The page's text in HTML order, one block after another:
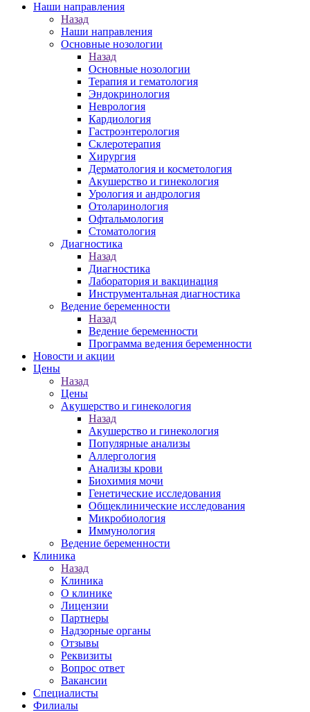
Наши направления
Назад
Наши направления
Основные нозологии
Назад
Основные нозологии
Терапия и гематология
Эндокринология
Неврология
Кардиология
Гастроэнтерология
Склеротерапия
Хирургия
Дерматология и косметология
Акушерство и гинекология
Урология и андрология
Отоларинология
Офтальмология
Стоматология
Диагностика
Назад
Диагностика
Лаборатория и вакцинация
Инструментальная диагностика
Ведение беременности
Назад
Ведение беременности
Программа ведения беременности
Новости и акции
Цены
Назад
Цены
Акушерство и гинекология
Назад
Акушерство и гинекология
Популярные анализы
Аллергология
Анализы крови
Биохимия мочи
Генетические исследования
Общеклинические исследования
Микробиология
Иммунология
Ведение беременности
Клиника
Назад
Клиника
О клинике
Лицензии
Партнеры
Надзорные органы
Отзывы
Реквизиты
Вопрос ответ
Вакансии
Специалисты
Филиалы